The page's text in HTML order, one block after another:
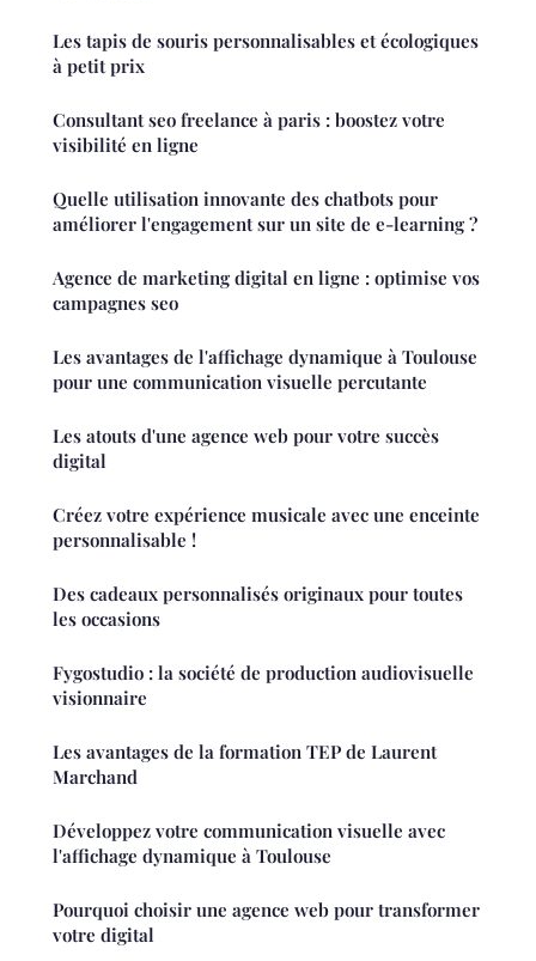
Les tapis de souris personnalisables et écologiques
à petit prix
Consultant seo freelance à paris : boostez votre
visibilité en ligne
Quelle utilisation innovante des chatbots pour
améliorer l'engagement sur un site de e-learning ?
Agence de marketing digital en ligne : optimise vos
campagnes seo
Les avantages de l'affichage dynamique à Toulouse
pour une communication visuelle percutante
Les atouts d'une agence web pour votre succès
digital
Créez votre expérience musicale avec une enceinte
personnalisable !
Des cadeaux personnalisés originaux pour toutes
les occasions
Fygostudio : la société de production audiovisuelle
visionnaire
Les avantages de la formation TEP de Laurent
Marchand
Développez votre communication visuelle avec
l'affichage dynamique à Toulouse
Pourquoi choisir une agence web pour transformer
votre digital